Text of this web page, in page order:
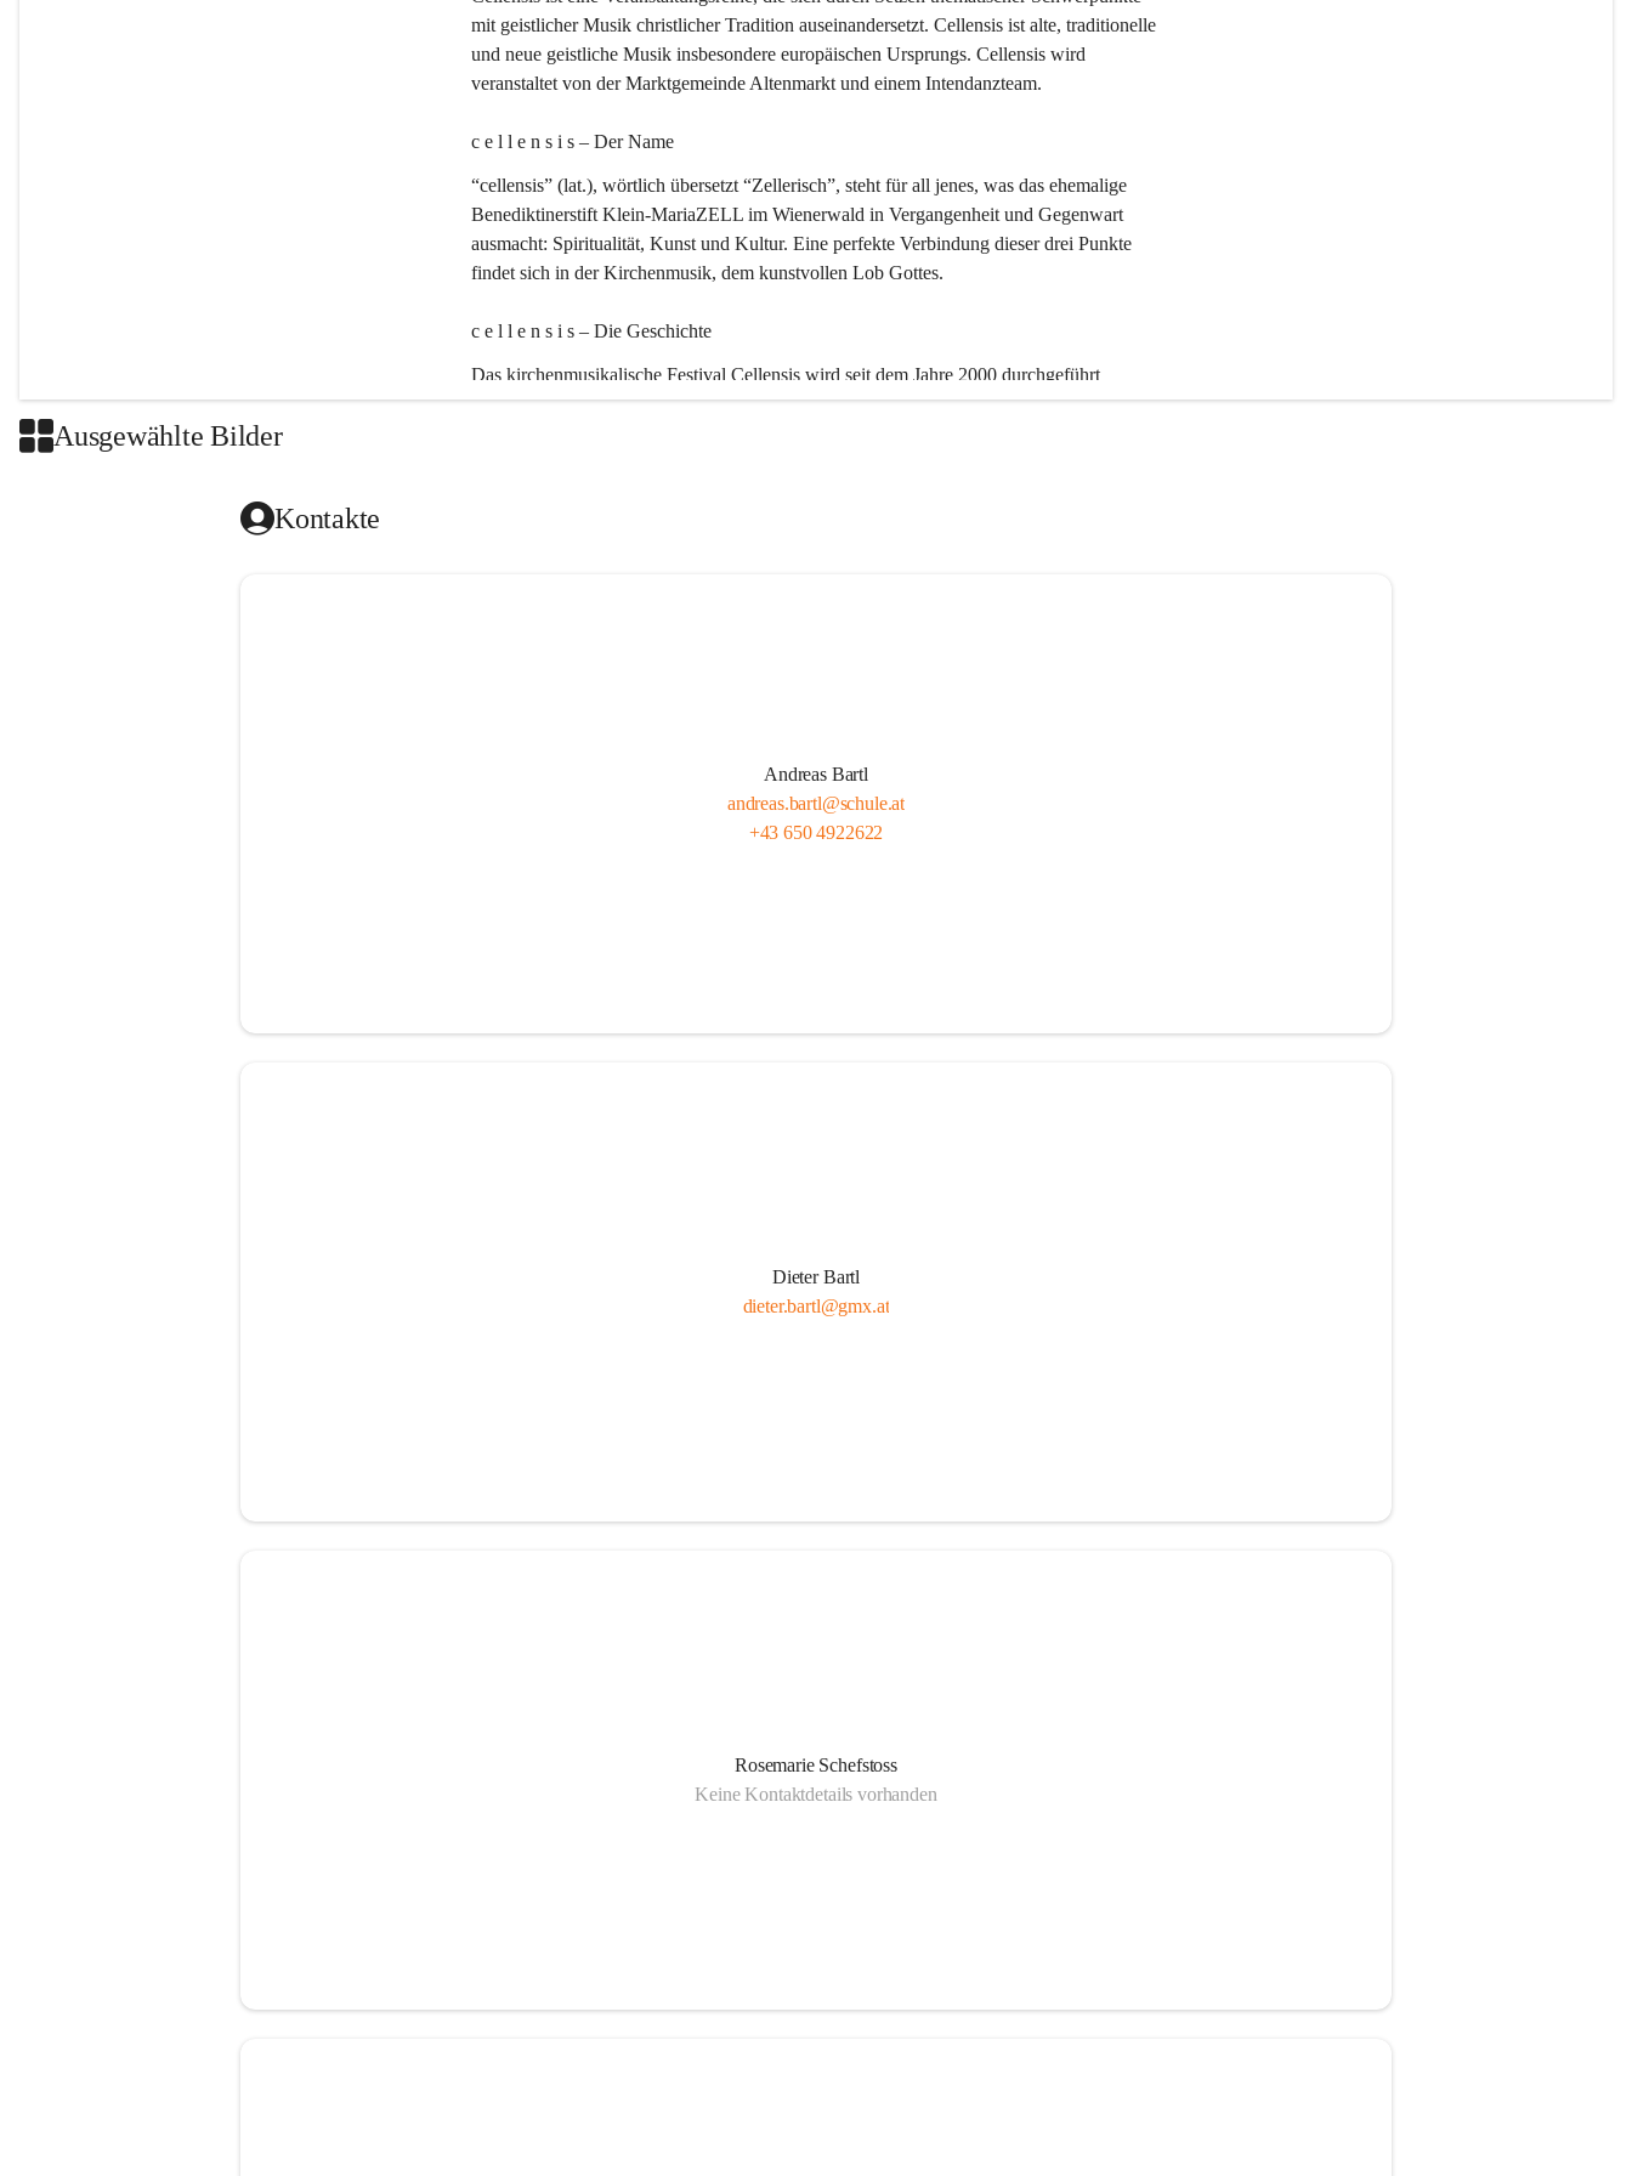
mit geistlicher Musik christlicher Tradition auseinandersetzt. Cellensis ist alte, traditionelle
und neue geistliche Musik insbesondere europäischen Ursprungs. Cellensis wird
veranstaltet von der Marktgemeinde Altenmarkt und einem Intendanzteam.
c e l l e n s i s – Der Name
“cellensis” (lat.), wörtlich übersetzt “Zellerisch”, steht für all jenes, was das ehemalige
Benediktinerstift Klein-MariaZELL im Wienerwald in Vergangenheit und Gegenwart
ausmacht: Spiritualität, Kunst und Kultur. Eine perfekte Verbindung dieser drei Punkte
findet sich in der Kirchenmusik, dem kunstvollen Lob Gottes.
c e l l e n s i s – Die Geschichte
Das kirchenmusikalische Festival Cellensis wird seit dem Jahre 2000 durchgeführt
Ausgewählte Bilder
Kontakte
Andreas Bartl
andreas.bartl@schule.at
+43 650 4922622
Dieter Bartl
dieter.bartl@gmx.at
Rosemarie Schefstoss
Keine Kontaktdetails vorhanden